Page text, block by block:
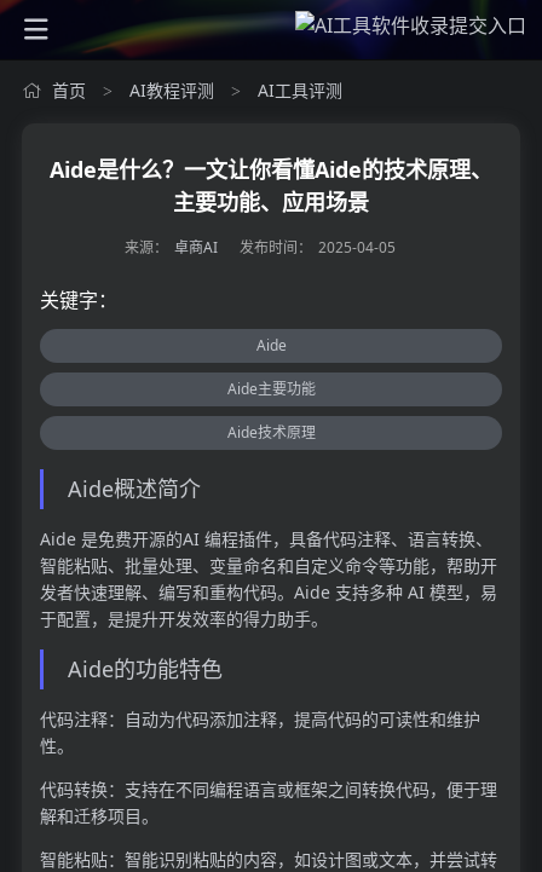
首页 > AI教程评测 > AI工具评测
Aide是什么？一文让你看懂Aide的技术原理、
主要功能、应用场景
来源： 卓商AI 发布时间： 2025-04-05
关键字：
Aide
Aide主要功能
Aide技术原理
Aide概述简介
Aide 是免费开源的AI 编程插件，具备代码注释、语言转换、
智能粘贴、批量处理、变量命名和自定义命令等功能，帮助开
发者快速理解、编写和重构代码。Aide 支持多种 AI 模型，易
于配置，是提升开发效率的得力助手。
Aide的功能特色
代码注释：自动为代码添加注释，提高代码的可读性和维护
性。
代码转换：支持在不同编程语言或框架之间转换代码，便于理
解和迁移项目。
智能粘贴：智能识别粘贴的内容，如设计图或文本，并尝试转